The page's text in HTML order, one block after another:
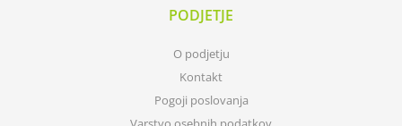
PODJETJE
O podjetju
Kontakt
Pogoji poslovanja